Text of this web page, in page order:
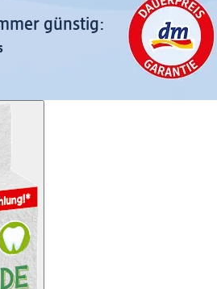
günstig: